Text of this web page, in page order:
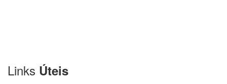
Links Úteis